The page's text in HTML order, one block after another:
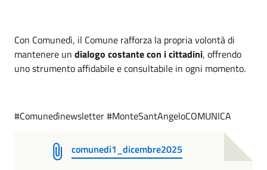
Con Comunedì, il Comune rafforza la propria volontà di
mantenere un dialogo costante con i cittadini, offrendo
uno strumento affidabile e consultabile in ogni momento.
#Comunedìnewsletter #MonteSantAngeloCOMUNICA
comunedi1_dicembre2025